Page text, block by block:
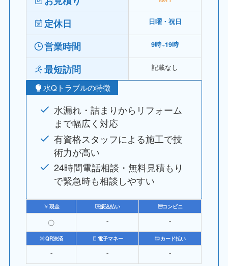
定休日 日曜・祝日
営業時間 9時~19時
最短訪問 記載なし
水Qトラブルの特徴
水漏れ・詰まりからリフォーム
まで幅広く対応
有資格スタッフによる施工で技
術力が高い
24時間電話相談・無料見積もり
で緊急時も相談しやすい
現金 振込払い コンビニ
〇 ⁻ ⁻
QR決済 電子マネー カード払い
⁻ ⁻ ⁻